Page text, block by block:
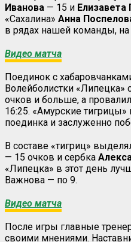
Иванова — 15 и Елизавета
«Сахалина» Анна
в рядах нашей команды,
Видео матча
Поединок с
Волейболистки «Липецка»
очков и больше, а
16:25. «Амурские тигрицы»
поединка и заслуженно
В составе «тигриц»
— 15 очков и сербка
«Липецка» в этот день
Важнова — по 9.
Видео матча
После игры главные
своими мнениями.